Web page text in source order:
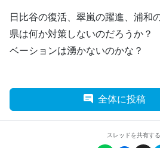
日比谷の復活、翠嵐の躍進、浦和
県は何か対策しないのだろうか
ベーションは湧かないのかな？
全体に投稿
スレッドを共有する